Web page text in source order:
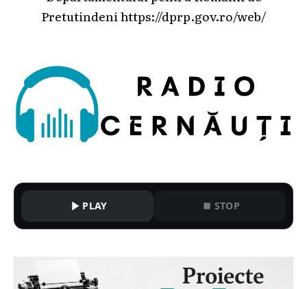
Pretutindeni https://dprp.gov.ro/web/
PLAY STOP